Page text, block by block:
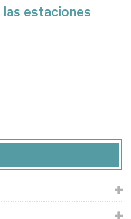
las estaciones